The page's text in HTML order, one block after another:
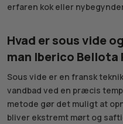
erfaren kok eller
Hvad er sous vide
man Iberico Bellota
Sous vide er en fransk
vandbad ved en præcis
metode gør det muligt at
bliver ekstremt mørt og